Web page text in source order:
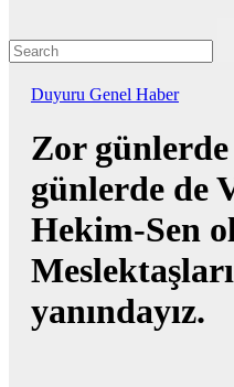
Duyuru Genel Haber
Zor
günlerde de
Hekim-Sen
yanındayız.